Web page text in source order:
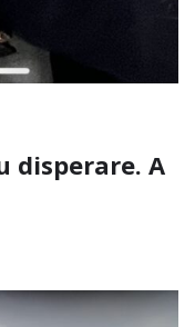
disperare. A